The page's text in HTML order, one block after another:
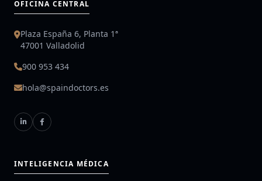
OFICINA CENTRAL
Plaza España 6, Planta 1ª
47001 Valladolid
900 953 434
hola@spaindoctors.es
INTELIGENCIA MÉDICA